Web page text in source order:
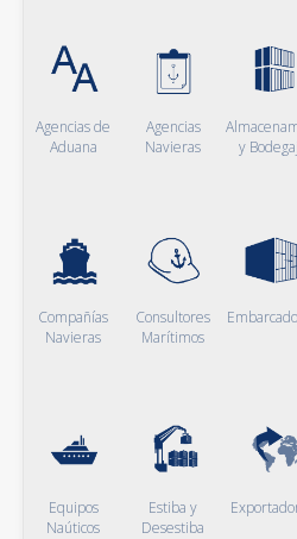
Agencias de
Aduana
Agencias
Navieras
y
Compañías
Navieras
Consultores
Marítimos
Equipos
Naúticos
Estiba y
Desestiba